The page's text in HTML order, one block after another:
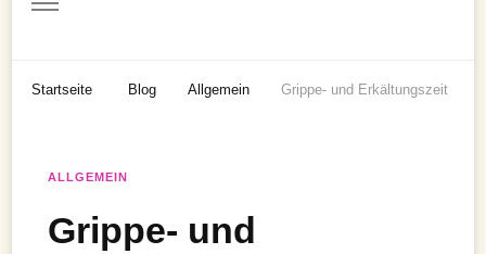
Startseite Blog Allgemein Grippe- und Erkältungszeit
ALLGEMEIN
Grippe- und